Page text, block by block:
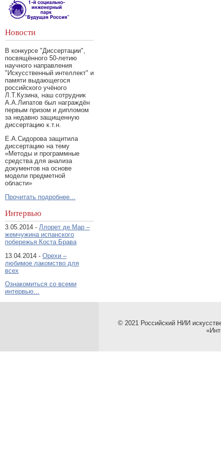
Новости
В конкурсе "Диссертации",
посвящённого 50-летию
научного направления
"Искусственный интеллект" и
памяти выдающегося
российского учёного
Л.Т.Кузина, наш сотрудник
А.А.Липатов был награждён
первым призом и дипломом
за недавно защищенную
диссертацию к.т.н.
Е.А.Сидорова защитила
диссертацию на тему
«Методы и программные
средства для анализа
документов на основе
модели предметной
области»
Прочитать подробнее...
Интервью
3.05.2014 - Ллорет де Мар –
жемчужина испанского
побережья Коста Брава
13.04.2014 - Орехи –
любимое лакомство для
всех
Ознакомиться со всеми
интервью...
© 2021 Российский НИИ